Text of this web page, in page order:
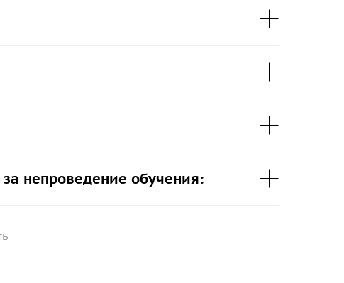
непроведение обучения: